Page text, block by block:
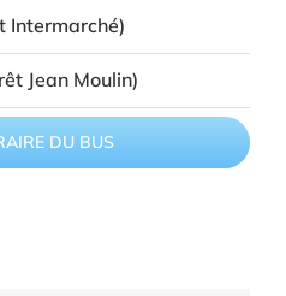
Intermarché)
Jean Moulin)
DU BUS